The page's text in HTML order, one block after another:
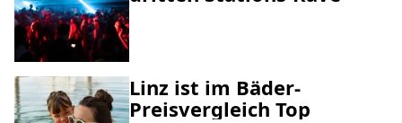
Linz ist im Bäder-
Preisvergleich Top